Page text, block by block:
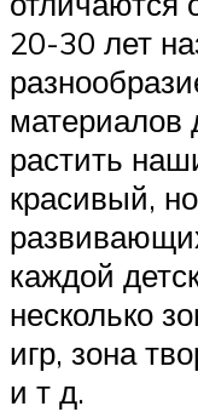
20-30 лет
материалов
растить
красивый,
каждой
несколько
игр, зона
и т д.